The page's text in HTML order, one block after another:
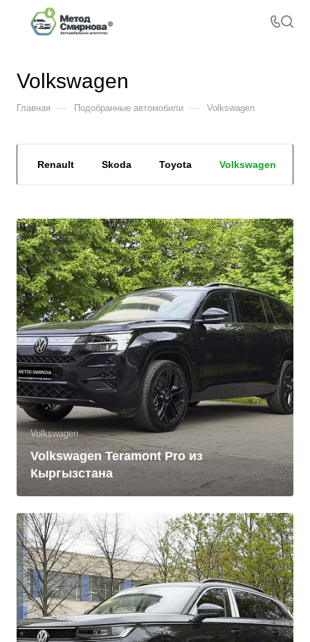
Volkswagen
Главная — Подобранные автомобили — Volkswagen
Renault Skoda Toyota Volkswagen
Volkswagen
Volkswagen Teramont Pro из
Кыргызстана